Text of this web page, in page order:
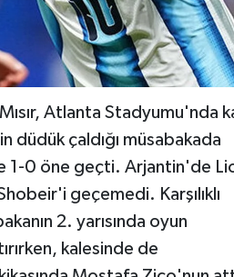
Atlanta Stadyumu'nda
düdük çaldığı müsabakada
1-0 öne geçti. Arjantin'de
geçemedi. Karşılıklı
2. yarısında oyun
kalesinde de